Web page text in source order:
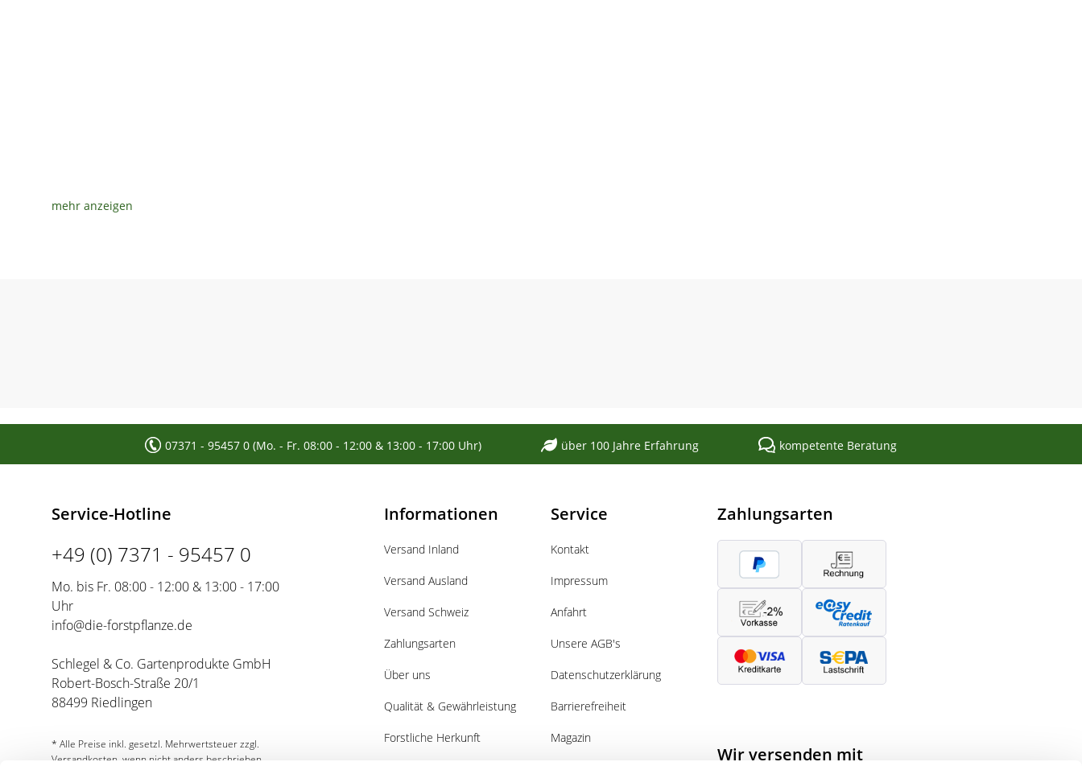
07371 - 95457 0 (Mo. - Fr. 08:00 - 12:00 & 13:00 - 17:00 Uhr) über 100 Jahre Erfahrung kompetente Beratung
Service-Hotline
+49 (0) 7371 - 95457 0
Mo. bis Fr. 08:00 - 12:00 & 13:00 - 17:00
Uhr
info@die-forstpflanze.de
Schlegel & Co. Gartenprodukte GmbH
Robert-Bosch-Straße 20/1
88499 Riedlingen
* Alle Preise inkl. gesetzl. Mehrwertsteuer zzgl.
Versandkosten, wenn nicht anders beschrieben.
Informationen
Versand Inland
Versand Ausland
Versand Schweiz
Zahlungsarten
Über uns
Qualität & Gewährleistung
Forstliche Herkunft
Service
Kontakt
Impressum
Anfahrt
Unsere AGB's
Datenschutzerklärung
Barrierefreiheit
Magazin
Zahlungsarten
Wir versenden mit